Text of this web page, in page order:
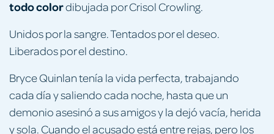
todo colordibujada por Crisol Crowling.
Unidos por la sangre. Tentados por el deseo.
Liberados por el destino.
Bryce Quinlan tenía la vida perfecta, trabajando
cada día y saliendo cada noche, hasta que un
demonio asesinó a sus amigos y la dejó vacía, herida
y sola. Cuando el acusado está entre rejas, pero los